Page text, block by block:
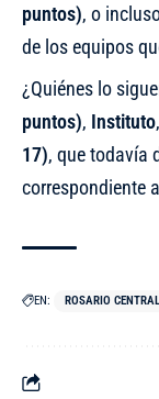
puntos), o
de los equipos
¿Quiénes lo
puntos), Instituto,
17), que todavía
correspondiente
EN: ROSARIO CENTRAL